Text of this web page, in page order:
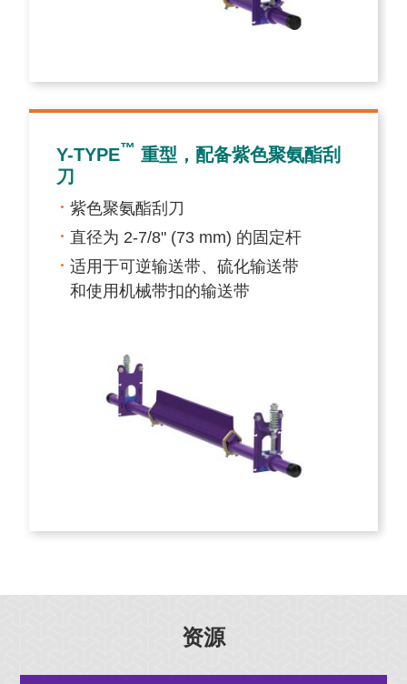
Y-TYPE™ 重型，配备紫色聚氨酯刮
刀
紫色聚氨酯刮刀
直径为 2-7/8" (73 mm) 的固定杆
适用于可逆输送带、硫化输送带
和使用机械带扣的输送带
资源